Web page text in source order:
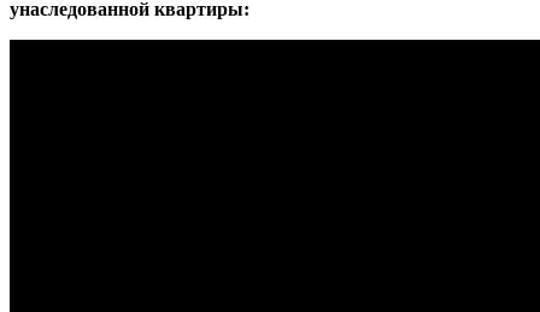
унаследованной квартиры: